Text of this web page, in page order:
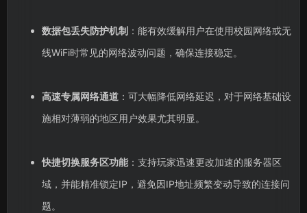
数据包丢失防护机制 ：能有效缓解用户在使用校园网络或无
线WiFi时常见的网络波动问题，确保连接稳定。
高速专属网络通道：可大幅降低网络延迟，对于网络基础设
施相对薄弱的地区用户效果尤其明显。
快捷切换服务区功能：支持玩家迅速更改加速的服务器区
域，并能精准锁定IP，避免因IP地址频繁变动导致的连接问
题。